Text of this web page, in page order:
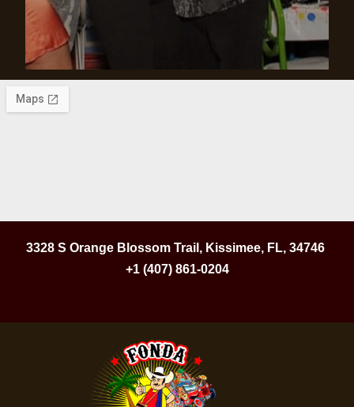
3328 S Orange Blossom Trail, Kissimee, FL, 34746
+1 (407) 861-0204